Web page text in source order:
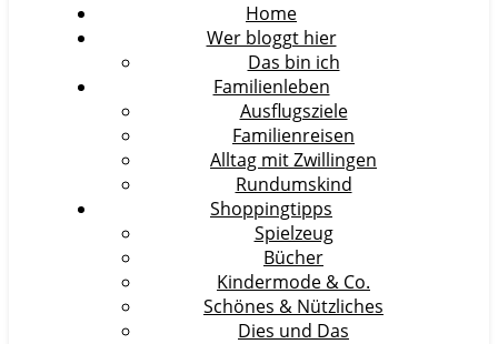
Home
Wer bloggt hier
Das bin ich
Familienleben
Ausflugsziele
Familienreisen
Alltag mit Zwillingen
Rundumskind
Shoppingtipps
Spielzeug
Bücher
Kindermode & Co.
Schönes & Nützliches
Dies und Das